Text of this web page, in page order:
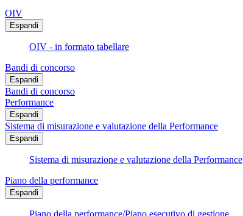
OIV
Espandi
OIV - in formato tabellare
Bandi di concorso
Espandi
Bandi di concorso
Performance
Espandi
Sistema di misurazione e valutazione della Performance
Espandi
Sistema di misurazione e valutazione della Performance
Piano della performance
Espandi
Piano della performance/Piano esecutivo di gestione